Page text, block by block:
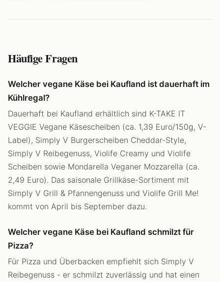
Häufige Fragen
Welcher vegane Käse bei Kaufland ist dauerhaft im
Kühlregal?
Dauerhaft bei Kaufland erhältlich sind K-TAKE IT
VEGGIE Vegane Käsescheiben (ca. 1,39 Euro/150g, V-
Label), Simply V Burgerscheiben Cheddar-Style,
Simply V Reibegenuss, Violife Creamy und Violife
Scheiben sowie Mondarella Veganer Mozzarella (ca.
2,49 Euro). Das saisonale Grillkäse-Sortiment mit
Simply V Grill & Pfannengenuss und Violife Grill Me!
kommt von April bis September dazu.
Welcher vegane Käse bei Kaufland schmilzt für
Pizza?
Für Pizza und Überbacken empfiehlt sich Simply V
Reibegenuss - er schmilzt zuverlässig und hat einen